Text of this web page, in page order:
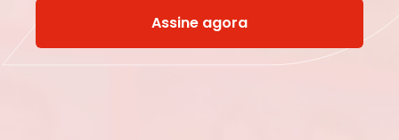
Assine agora